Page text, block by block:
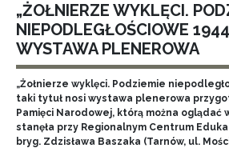
„ŻOŁNIERZE WYKLĘCI.
NIEPODLEGŁOŚCIOWE
WYSTAWA PLENEROWA
„Żołnierze wyklęci. Podziemie
taki tytuł nosi wystawa plenerowa
Pamięci Narodowej, którą można oglądać
stanęła przy Regionalnym Centrum
bryg. Zdzisława Baszaka (Tarnów, ul.